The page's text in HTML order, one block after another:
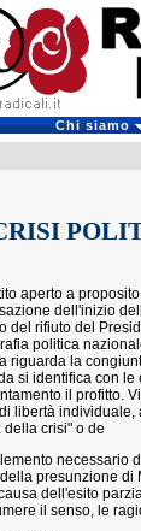
Chi siamo
aperto a
dell'inizio
del rifiuto del
politica
riguarda la
si identifica con
il profitto.
libertà
crisi" o de
presunzione
dell'esito
il senso, le